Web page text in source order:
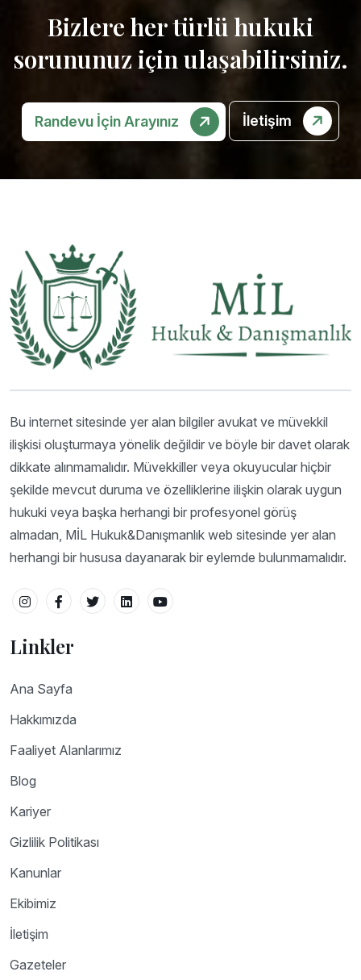
Bizlere her türlü hukuki
sorununuz için ulaşabilirsiniz.
Randevu İçin Arayınız İletişim
Bu internet sitesinde yer alan bilgiler avukat ve müvekkil
ilişkisi oluşturmaya yönelik değildir ve böyle bir davet olarak
dikkate alınmamalıdır. Müvekkiller veya okuyucular hiçbir
şekilde mevcut duruma ve özelliklerine ilişkin olarak uygun
hukuki veya başka herhangi bir profesyonel görüş
almadan, MİL Hukuk&Danışmanlık web sitesinde yer alan
herhangi bir hususa dayanarak bir eylemde bulunmamalıdır.
Linkler
Ana Sayfa
Hakkımızda
Faaliyet Alanlarımız
Blog
Kariyer
Gizlilik Politikası
Kanunlar
Ekibimiz
İletişim
Gazeteler